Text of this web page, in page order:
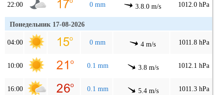
22:00 0 mm 3.8.0 m/s 1012.0 hPa
Понедельник 17-08-2026
04:00 0 mm 4 m/s 1011.8 hPa
10:00 0.1 mm 3.8 m/s 1012.1 hPa
16:00 0.1 mm 5.4 m/s 1011.3 hPa